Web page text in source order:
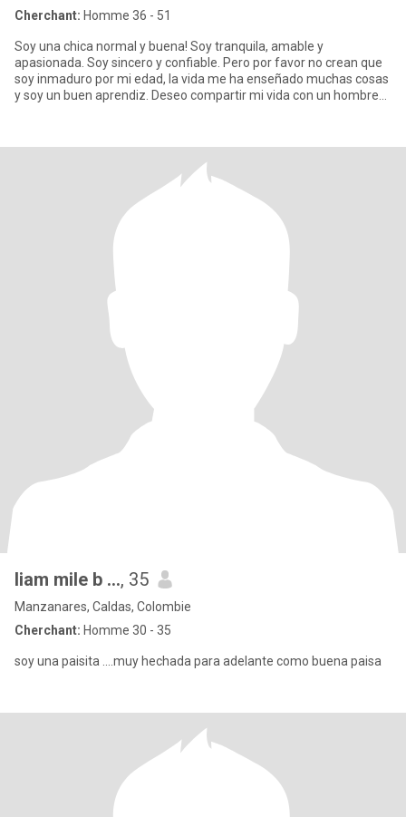
Cherchant: Homme 36 - 51
Soy una chica normal y buena! Soy tranquila, amable y
apasionada. Soy sincero y confiable. Pero por favor no crean que
soy inmaduro por mi edad, la vida me ha enseñado muchas cosas
y soy un buen aprendiz. Deseo compartir mi vida con un hombre
liam mile b ..., 35
Manzanares, Caldas, Colombie
Cherchant: Homme 30 - 35
soy una paisita ....muy hechada para adelante como buena paisa